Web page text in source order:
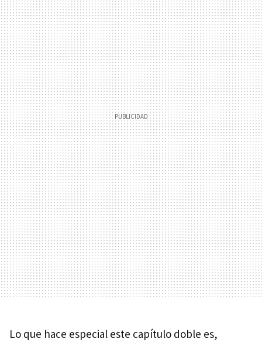
Lo que hace especial este capítulo doble es,